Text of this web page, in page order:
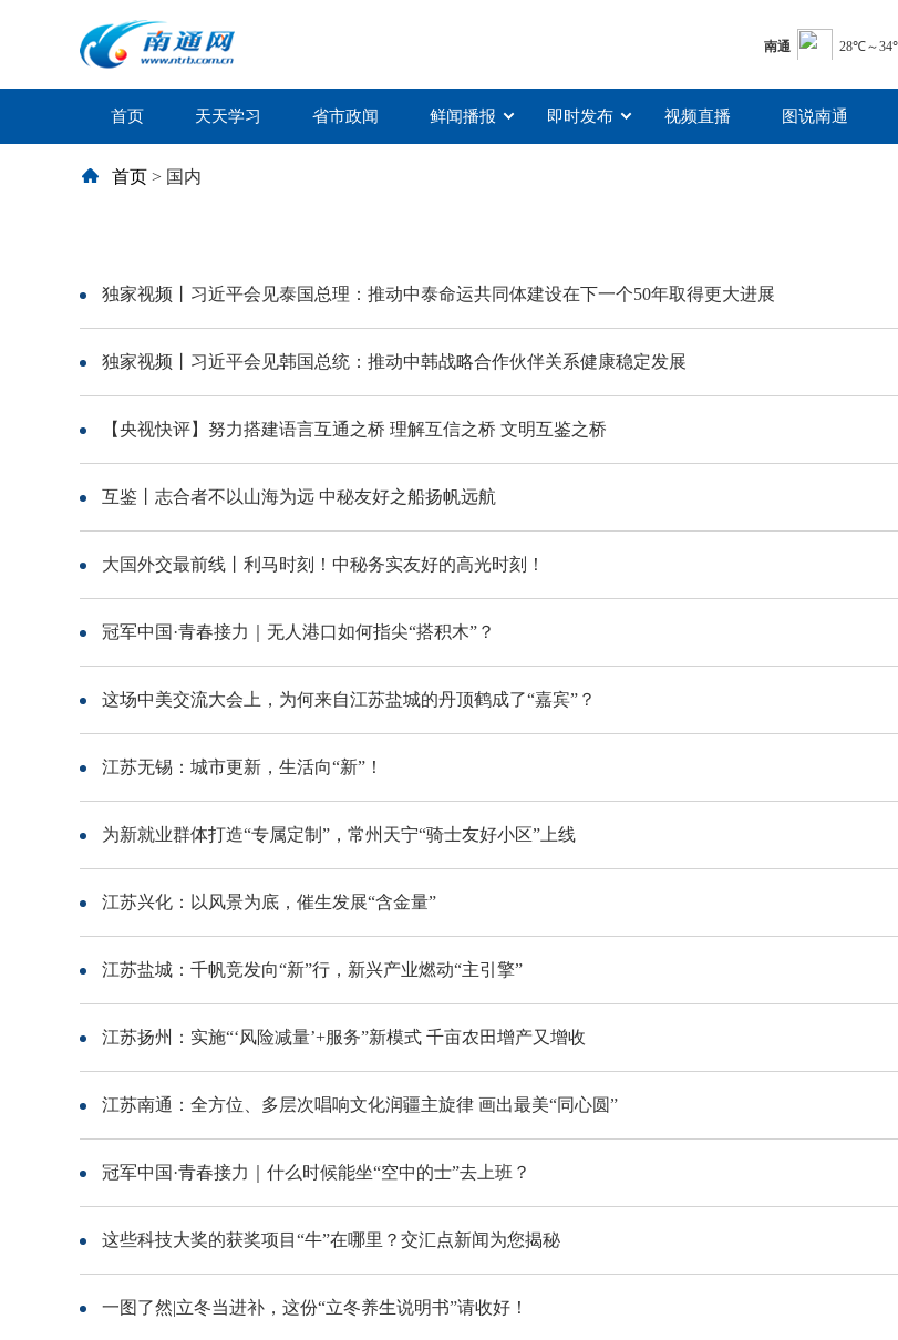
首页 天天学习 省市政闻 鲜闻播报 即时发布 视频直播 图说南通
首页 > 国内
独家视频丨习近平会见泰国总理：推动中泰命运共同体建设在下一个50年取得更大进展
独家视频丨习近平会见韩国总统：推动中韩战略合作伙伴关系健康稳定发展
【央视快评】努力搭建语言互通之桥 理解互信之桥 文明互鉴之桥
互鉴丨志合者不以山海为远 中秘友好之船扬帆远航
大国外交最前线丨利马时刻！中秘务实友好的高光时刻！
冠军中国·青春接力｜无人港口如何指尖“搭积木”？
这场中美交流大会上，为何来自江苏盐城的丹顶鹤成了“嘉宾”？
江苏无锡：城市更新，生活向“新”！
为新就业群体打造“专属定制”，常州天宁“骑士友好小区”上线
江苏兴化：以风景为底，催生发展“含金量”
江苏盐城：千帆竞发向“新”行，新兴产业燃动“主引擎”
江苏扬州：实施“‘风险减量’+服务”新模式 千亩农田增产又增收
江苏南通：全方位、多层次唱响文化润疆主旋律 画出最美“同心圆”
冠军中国·青春接力｜什么时候能坐“空中的士”去上班？
这些科技大奖的获奖项目“牛”在哪里？交汇点新闻为您揭秘
一图了然|立冬当进补，这份“立冬养生说明书”请收好！